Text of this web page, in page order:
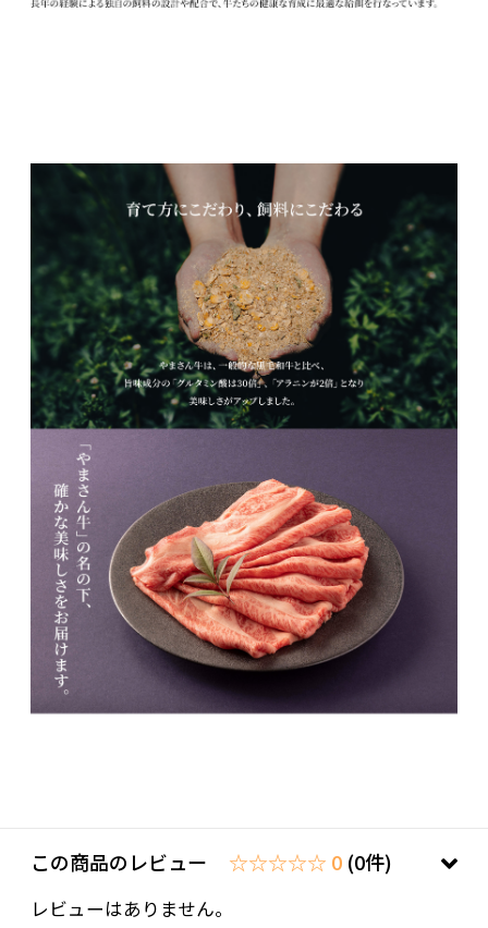
この商品のレビュー ☆☆☆☆☆ 0 (0件)
レビューはありません。